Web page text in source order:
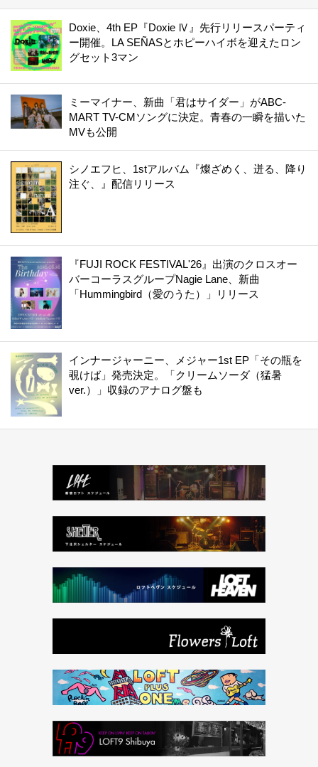
Doxie、4th EP『Doxie Ⅳ』先行リリースパーティ
ー開催。LA SEÑASとホピーハイボを迎えたロン
グセット3マン
ミーマイナー、新曲「君はサイダー」がABC-
MART TV-CMソングに決定。青春の一瞬を描いた
MVも公開
シノエフヒ、1stアルバム『燦ざめく、迸る、降り
注ぐ、』配信リリース
『FUJI ROCK FESTIVAL'26』出演のクロスオー
バーコーラスグループNagie Lane、新曲
「Hummingbird（愛のうた）」リリース
インナージャーニー、メジャー1st EP「その瓶を
覗けば」発売決定。「クリームソーダ（猛暑
ver.）」収録のアナログ盤も